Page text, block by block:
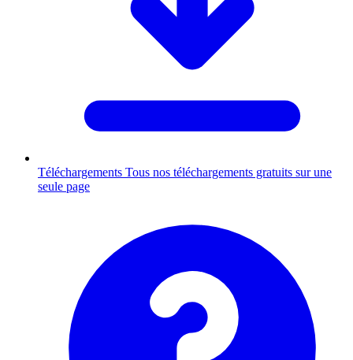
Téléchargements Tous nos téléchargements gratuits sur une
seule page